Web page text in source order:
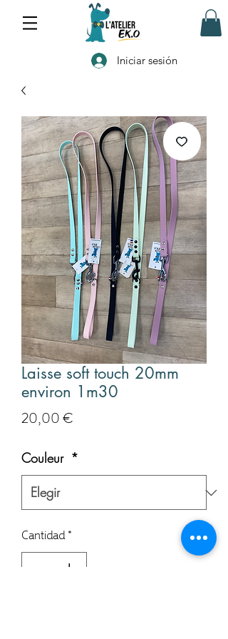
Iniciar sesión
Laisse soft touch 20mm
environ 1m30
20,00 €
Couleur *
Cantidad*